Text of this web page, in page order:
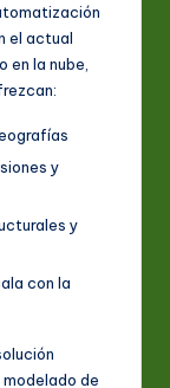
el actual
la nube,
y
y
con la
de